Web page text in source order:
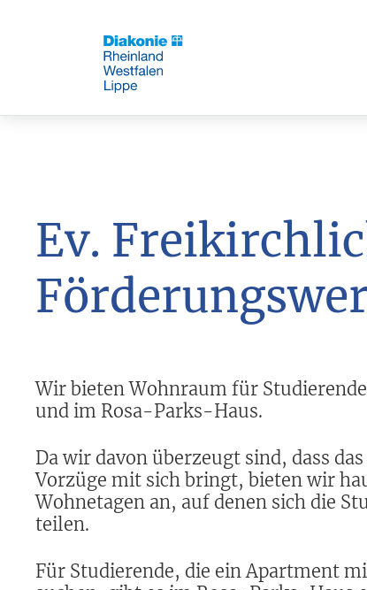
Ev.
Wir bieten Wohnraum für
und im Rosa-Parks-Haus.
Da wir davon überzeugt sind, dass
Vorzüge mit sich bringt, bieten wir
Wohnetagen an, auf denen sich die
teilen.
Für Studierende, die ein Apartment